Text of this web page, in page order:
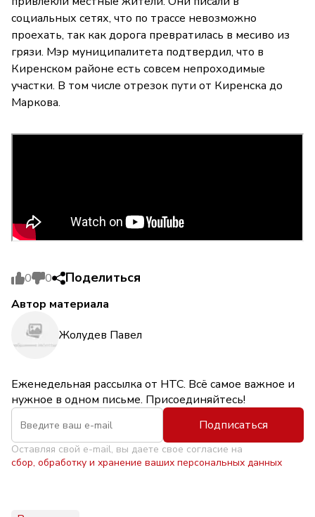
социальных сетях, что по трассе невозможно
проехать, так как дорога превратилась в месиво из
грязи. Мэр муниципалитета подтвердил, что в
Киренском районе есть совсем непроходимые
участки. В том числе отрезок пути от Киренска до
Маркова.
0 0 Поделиться
Автор материала
Жолудев Павел
Еженедельная рассылка от НТС. Всё самое важное и
нужное в одном письме. Присоединяйтесь!
Подписаться
Оставляя свой e-mail, вы даете свое согласие на
сбор, обработку и хранение ваших персональных данных